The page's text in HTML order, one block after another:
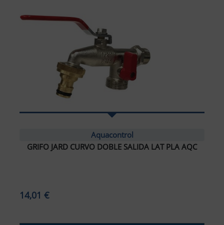
Aquacontrol
GRIFO JARD CURVO DOBLE SALIDA LAT PLA AQC
14,01 €